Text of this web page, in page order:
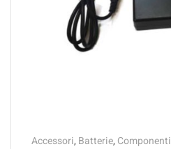
Accessori, Batterie, Componenti